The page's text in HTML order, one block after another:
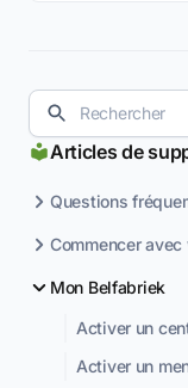
Articles de
Questions
Commencer
Mon Belfabriek
Activer un
Activer un